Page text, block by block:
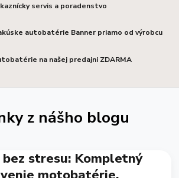
servis a poradenstvo
autobatérie Banner priamo od výrobcu
na našej predajni ZDARMA
z nášho blogu